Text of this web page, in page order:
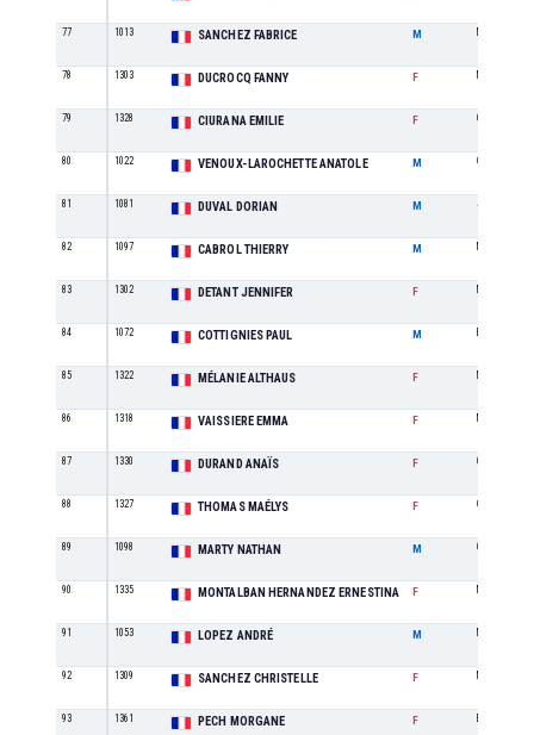
77 1013 SANCHEZ FABRICE M M2
78 1303 DUCROCQ FANNY F M0
79 1328 CIURANA EMILIE F CA
80 1022 VENOUX-LAROCHETTE ANATOLE M CA
81 1081 DUVAL DORIAN M JU
82 1097 CABROL THIERRY M M5
83 1302 DETANT JENNIFER F M1
84 1072 COTTIGNIES PAUL M ES
85 1322 MÉLANIE ALTHAUS F M2
86 1318 VAISSIERE EMMA F MI
87 1330 DURAND ANAÏS F CA
88 1327 THOMAS MAÉLYS F CA
89 1098 MARTY NATHAN M CA
90 1335 MONTALBAN HERNANDEZ ERNESTINA F M5
91 1053 LOPEZ ANDRÉ M M4
92 1309 SANCHEZ CHRISTELLE F M2
93 1361 PECH MORGANE F ES